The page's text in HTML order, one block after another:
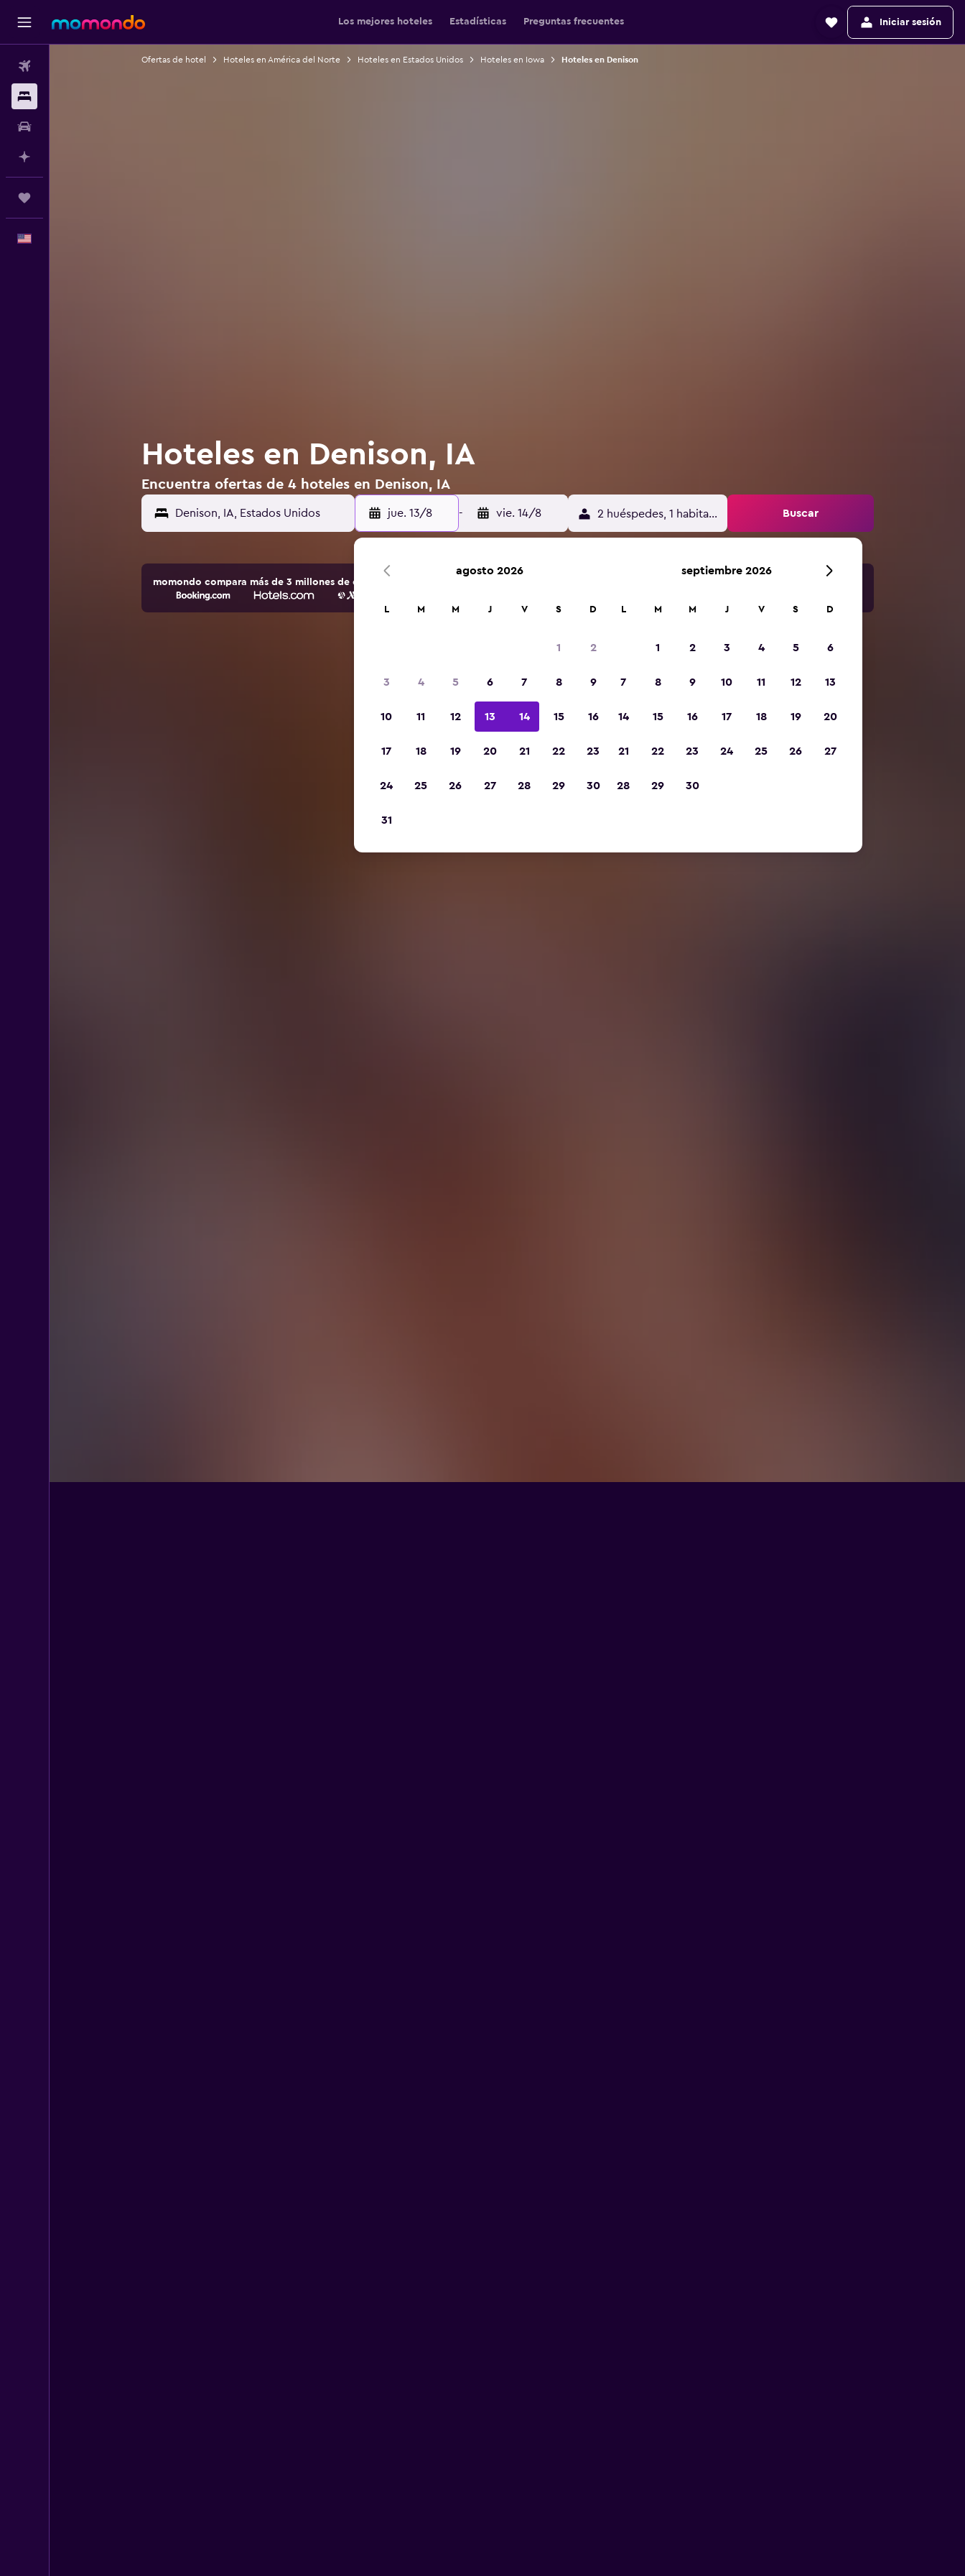
Los mejores hoteles Estadísticas Preguntas frecuentes Iniciar sesión
Ofertas de hotel Hoteles en América del Norte Hoteles en Estados Unidos Hoteles en Iowa Hoteles en Denison
Hoteles en Denison, IA
Encuentra ofertas de 4 hoteles en Denison, IA
Denison, IA, Estados Unidos jue. 13/8 - vie. 14/8 2 huéspedes, 1 habitación Buscar
momondo compara más de 3 millones de opciones de hoteles y alojamientos.
agosto 2026
L M M J V S D
1 2
3 4 5 6 7 8 9
10 11 12 13 14 15 16
17 18 19 20 21 22 23
24 25 26 27 28 29 30
31
septiembre 2026
L M M J V S D
1 2 3 4 5 6
7 8 9 10 11 12 13
14 15 16 17 18 19 20
21 22 23 24 25 26 27
28 29 30